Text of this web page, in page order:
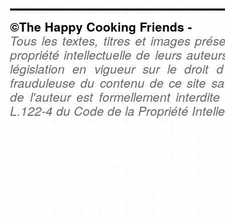
©The Happy Cooking Friends -
Tous les textes, titres et images
propriété intellectuelle de leurs
législation en vigueur sur le droit
frauduleuse du contenu de ce site
de l'auteur est formellement
L.122-4 du Code de la Propriété